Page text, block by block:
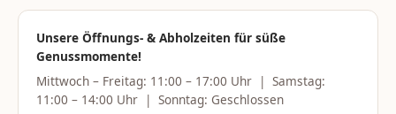
Unsere Öffnungs- & Abholzeiten für süße
Genussmomente!
Mittwoch – Freitag: 11:00 – 17:00 Uhr | Samstag:
11:00 – 14:00 Uhr | Sonntag: Geschlossen